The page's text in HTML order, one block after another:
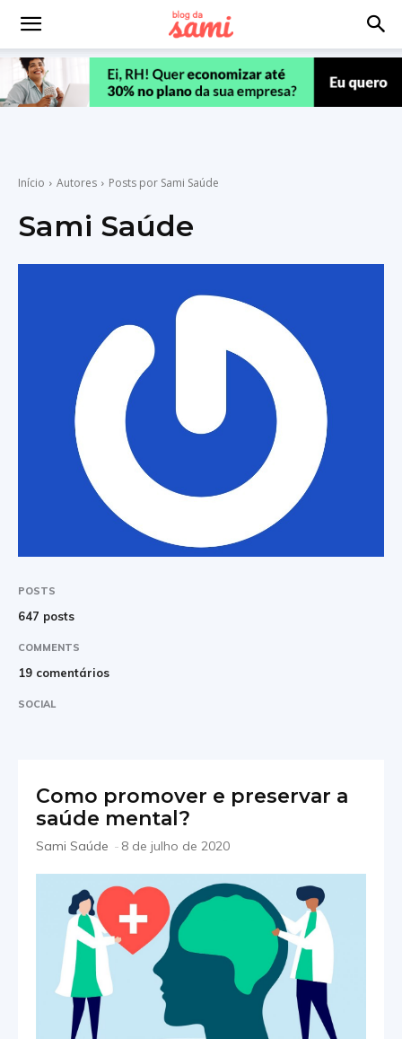
Início Autores Posts por Sami Saúde
Sami Saúde
POSTS
647 posts
COMMENTS
19 comentários
SOCIAL
Como promover e preservar a
saúde mental?
Sami Saúde - 8 de julho de 2020